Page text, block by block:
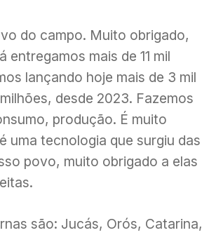
do campo. Muito obrigado,
mais de 11 mil
lançando hoje mais de 3 mil
desde 2023. Fazemos
produção. É muito
uma tecnologia que surgiu das
povo, muito obrigado a elas
são: Jucás, Orós, Catarina,